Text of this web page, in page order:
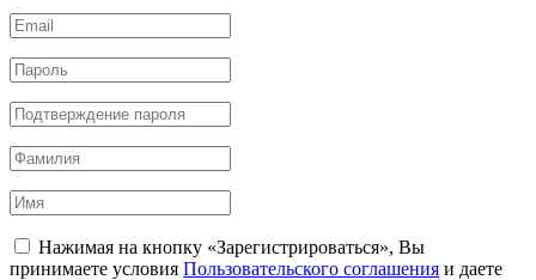
Нажимая на кнопку «Зарегистрироваться», Вы
принимаете условия Пользовательского соглашения и даете